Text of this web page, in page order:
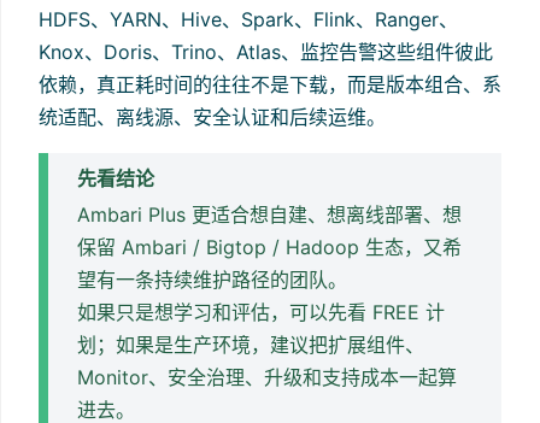
HDFS、YARN、Hive、Spark、Flink、Ranger、
Knox、Doris、Trino、Atlas、监控告警这些组件彼此
依赖，真正耗时间的往往不是下载，而是版本组合、系
统适配、离线源、安全认证和后续运维。
先看结论
Ambari Plus 更适合想自建、想离线部署、想
保留 Ambari / Bigtop / Hadoop 生态，又希
望有一条持续维护路径的团队。
如果只是想学习和评估，可以先看 FREE 计
划；如果是生产环境，建议把扩展组件、
Monitor、安全治理、升级和支持成本一起算
进去。